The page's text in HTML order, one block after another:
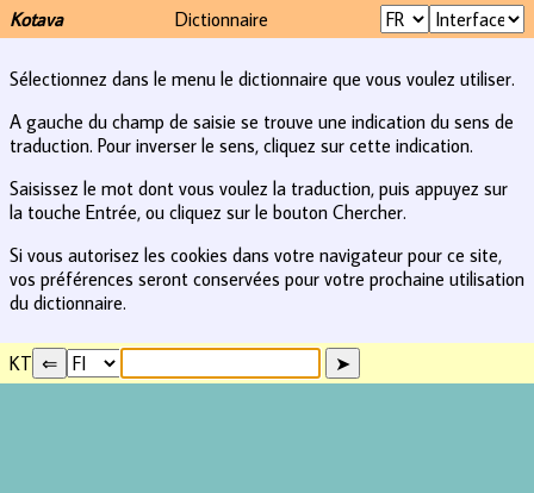
Kotava Dictionnaire
Sélectionnez dans le menu le dictionnaire que vous voulez utiliser.
A gauche du champ de saisie se trouve une indication du sens de
traduction. Pour inverser le sens, cliquez sur cette indication.
Saisissez le mot dont vous voulez la traduction, puis appuyez sur
la touche Entrée, ou cliquez sur le bouton Chercher.
Si vous autorisez les cookies dans votre navigateur pour ce site,
vos préférences seront conservées pour votre prochaine utilisation
du dictionnaire.
KT